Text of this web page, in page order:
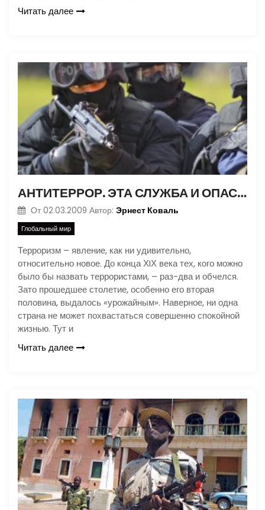
Читать далее
АНТИТЕРРОР. ЭТА СЛУЖБА И ОПАСНА, И ТРУДНА
От 02.03.2009 Автор: Эрнест Коваль
Глобальный мир
Терроризм – явление, как ни удивительно,
относительно новое. До конца ХIХ века тех, кого можно
было бы назвать террористами, – раз-два и обчелся.
Зато прошедшее столетие, особенно его вторая
половина, выдалось «урожайным». Наверное, ни одна
страна не может похвастаться совершенно спокойной
жизнью. Тут и
Читать далее